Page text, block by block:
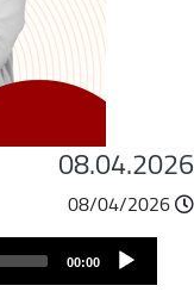
08/04/2026
ملفAudio
Player
00:00